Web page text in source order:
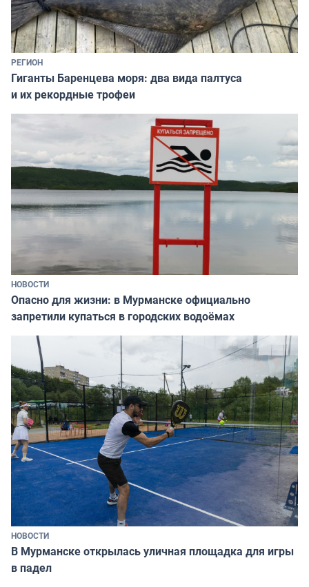
РЕГИОН
Гиганты Баренцева моря: два вида палтуса
и их рекордные трофеи
НОВОСТИ
Опасно для жизни: в Мурманске официально
запретили купаться в городских водоёмах
НОВОСТИ
В Мурманске открылась уличная площадка для игры
в падел